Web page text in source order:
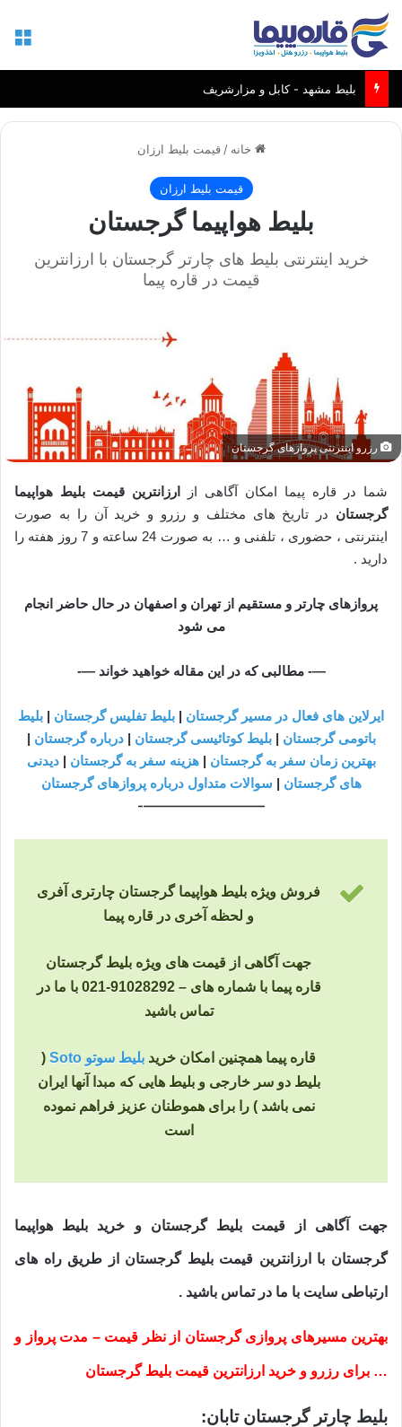
بلیط مشهد - کابل و مزارشریف
خانه / قیمت بلیط ارزان
قیمت بلیط ارزان
بلیط هواپیما گرجستان
خرید اینترنتی بلیط های چارتر گرجستان با ارزانترین
قیمت در قاره پیما
رزرو اینترنتی پروازهای گرجستان
شما در قاره پیما امکان آگاهی از
ارزانترین قیمت بلیط هواپیما
گرجستان در تاریخ های مختلف و رزرو و خرید آن را به صورت
اینترنتی ، حضوری ، تلفنی و … به صورت 24 ساعته و 7 روز هفته را
دارید .
پروازهای چارتر و مستقیم از تهران و اصفهان در حال حاضر انجام
می شود
—- مطالبی که در این مقاله خواهید خواند —-
ایرلاین های فعال در مسیر گرجستان | بلیط تفلیس گرجستان | بلیط
باتومی گرجستان |بلیط کوتائیسی گرجستان |درباره گرجستان |
بهترین زمان سفر به گرجستان |هزینه سفر به گرجستان |دیدنی
های گرجستان | سوالات متداول درباره پروازهای گرجستان
—————————-
فروش ویژه بلیط هواپیما گرجستان چارتری آفری
و لحظه آخری در قاره پیما
جهت آگاهی از قیمت های ویژه بلیط گرجستان
قاره پیما با شماره های – 91028292-021 با ما در
تماس باشید
قاره پیما همچنین امکان خرید بلیط سوتو Soto
(
بلیط دو سر خارجی و بلیط هایی که مبدا آنها ایران
نمی باشد ) را برای هموطنان عزیز فراهم نموده
است
جهت آگاهی از قیمت بلیط گرجستان و خرید بلیط هواپیما
گرجستان با ارزانترین قیمت بلیط گرجستان از طریق راه های
ارتباطی سایت با ما در تماس باشید .
بهترین مسیرهای پروازی گرجستان از نظر قیمت – مدت پرواز و
… برای رزرو و خرید ارزانترین قیمت بلیط گرجستان
بلیط چارتر گرجستان تابان: